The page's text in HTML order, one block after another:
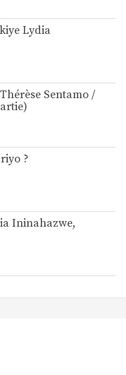
Lydia
Sentamo /
?
Ininahazwe,